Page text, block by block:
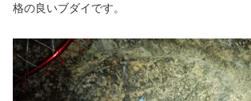
格の良いブダイです。